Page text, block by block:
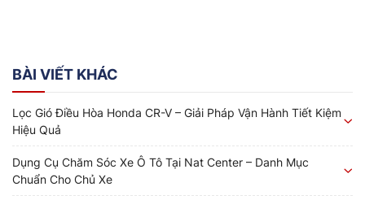
BÀI VIẾT KHÁC
Lọc Gió Điều Hòa Honda CR-V – Giải Pháp Vận Hành Tiết Kiệm
Hiệu Quả
Dụng Cụ Chăm Sóc Xe Ô Tô Tại Nat Center – Danh Mục
Chuẩn Cho Chủ Xe